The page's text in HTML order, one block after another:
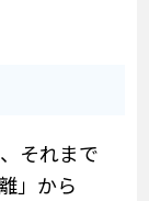
それまで
」から